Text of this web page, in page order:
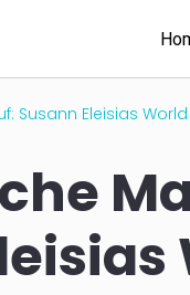
Susann Eleisias World